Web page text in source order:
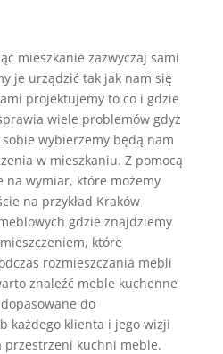
mieszkanie zazwyczaj sami
je urządzić tak jak nam się
projektujemy to co i gdzie
wiele problemów gdyż
wybierzemy będą nam
w mieszkaniu. Z pomocą
na wymiar, które możemy
na przykład Kraków
gdzie znajdziemy
które
rozmieszczania mebli
znaleźć meble kuchenne
do
każdego klienta i jego wizji
przestrzeni kuchni meble.